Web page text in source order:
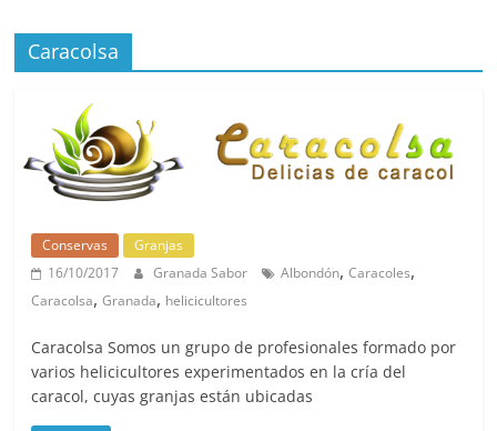
Caracolsa
Conservas
Granjas
16/10/2017
Granada Sabor Albondón,Caracoles,
Caracolsa,Granada, helicicultores
Caracolsa Somos un grupo de profesionales formado por
varios helicicultores experimentados en la cría del
caracol, cuyas granjas están ubicadas